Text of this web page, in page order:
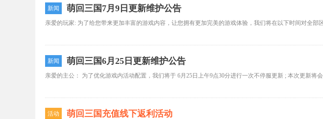
新闻 萌回三国7月9日更新维护公告
新闻 萌回三国6月25日更新维护公告
活动 萌回三国充值线下返利活动